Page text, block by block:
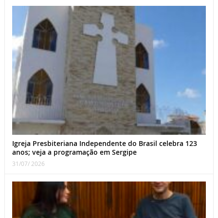
Igreja Presbiteriana Independente do Brasil celebra 123
anos; veja a programação em Sergipe
31/07/ 2026